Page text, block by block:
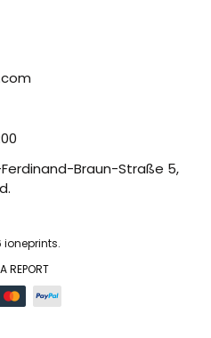
Braun-Straße 5,
ioneprints.
REPORT